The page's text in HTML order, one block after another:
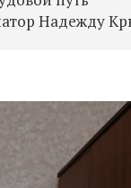
Надежду